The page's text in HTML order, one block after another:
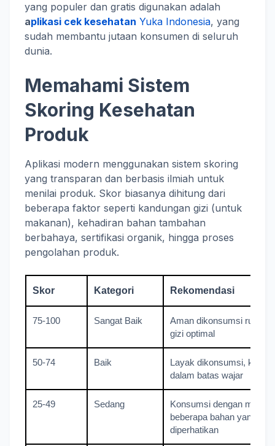
yang populer dan gratis digunakan adalah
aplikasi cek kesehatan Yuka Indonesia, yang
sudah membantu jutaan konsumen di seluruh
dunia.
Memahami Sistem
Skoring Kesehatan
Produk
Aplikasi modern menggunakan sistem skoring
yang transparan dan berbasis ilmiah untuk
menilai produk. Skor biasanya dihitung dari
beberapa faktor seperti kandungan gizi (untuk
makanan), kehadiran bahan tambahan
berbahaya, sertifikasi organik, hingga proses
pengolahan produk.
Skor Kategori Rekomendasi
75-100 Sangat Baik
Aman dikonsumsi rutin,
gizi optimal
50-74 Baik
Layak dikonsumsi,
dalam batas wajar
25-49 Sedang
Konsumsi dengan
beberapa bahan yang
diperhatikan